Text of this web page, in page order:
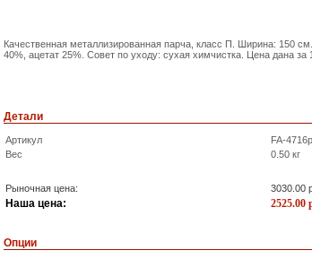
Качественная металлизированная парча, класс П. Ширина: 150
40%, ацетат 25%. Совет по уходу: сухая химчистка. Цена дана за
Детали
Артикул
FA-
Вес
0.50 кг
Рыночная цена: 3030.00
Наша цена: 2525.00
Опции